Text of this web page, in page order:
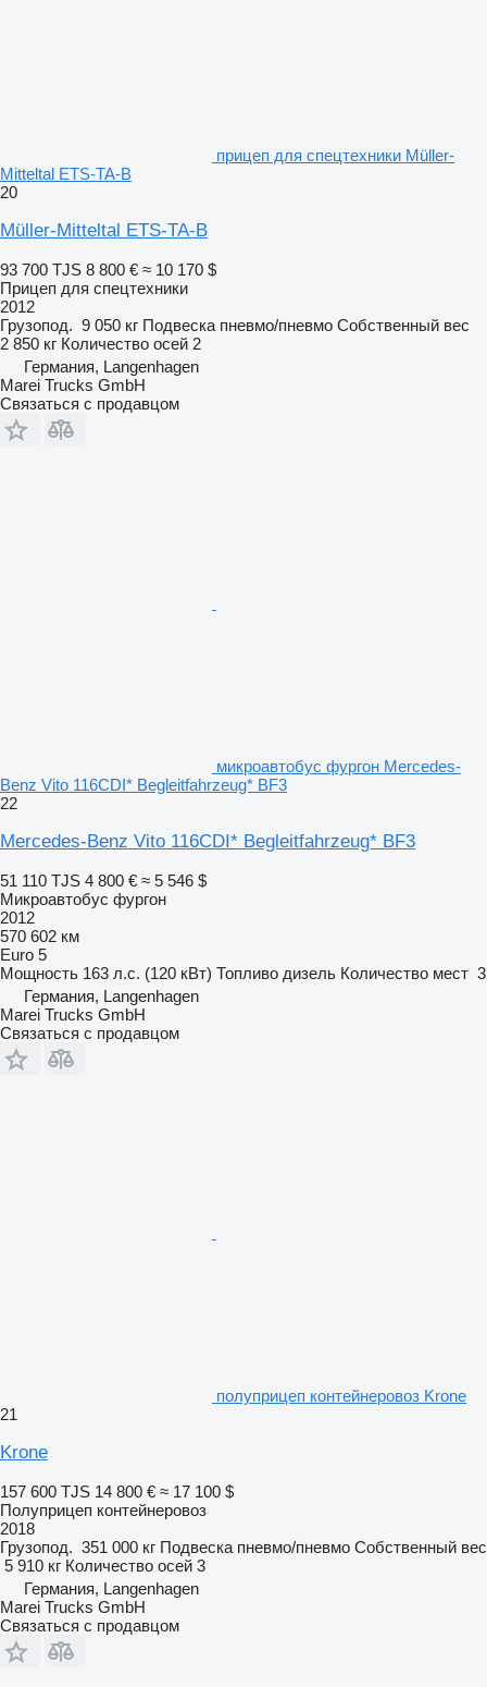
прицеп для спецтехники Müller-
Mitteltal ETS-TA-B
20
Müller-Mitteltal ETS-TA-B
93 700 TJS 8 800 € ≈ 10 170 $
Прицеп для спецтехники
2012
Грузопод. 9 050 кг Подвеска пневмо/пневмо Собственный вес
2 850 кг Количество осей 2
Германия, Langenhagen
Marei Trucks GmbH
Связаться с продавцом
микроавтобус фургон Mercedes-
Benz Vito 116CDI* Begleitfahrzeug* BF3
22
Mercedes-Benz Vito 116CDI* Begleitfahrzeug* BF3
51 110 TJS 4 800 € ≈ 5 546 $
Микроавтобус фургон
2012
570 602 км
Euro 5
Мощность 163 л.с. (120 кВт) Топливо дизель Количество мест 3
Германия, Langenhagen
Marei Trucks GmbH
Связаться с продавцом
полуприцеп контейнеровоз Krone
21
Krone
157 600 TJS 14 800 € ≈ 17 100 $
Полуприцеп контейнеровоз
2018
Грузопод. 351 000 кг Подвеска пневмо/пневмо Собственный вес
5 910 кг Количество осей 3
Германия, Langenhagen
Marei Trucks GmbH
Связаться с продавцом